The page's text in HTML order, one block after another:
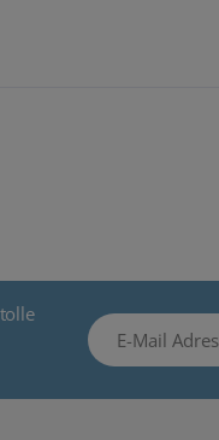
E-Mail Adresse